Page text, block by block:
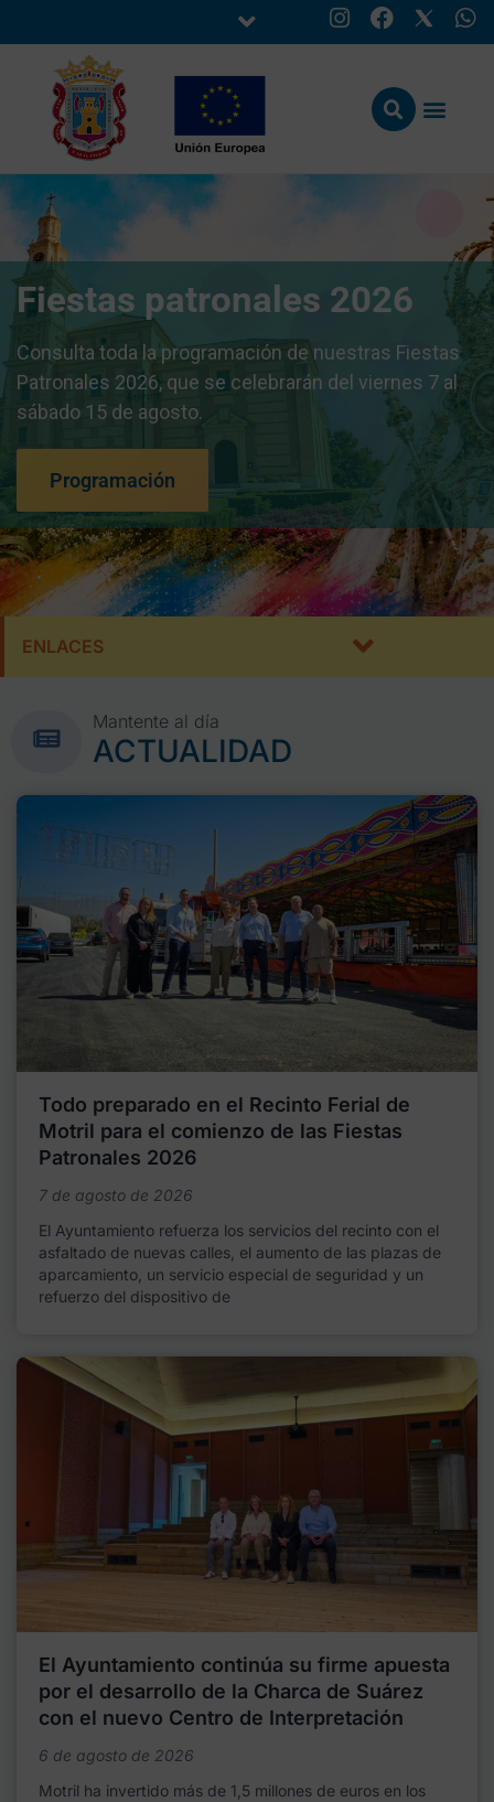
Fiestas patronales 2026
Consulta toda la programación de nuestras Fiestas
Patronales 2026, que se celebrarán del viernes 7 al
sábado 15 de agosto.
Programación
ENLACES
Mantente al día
ACTUALIDAD
Todo preparado en el Recinto Ferial de
Motril para el comienzo de las Fiestas
Patronales 2026
7 de agosto de 2026
El Ayuntamiento refuerza los servicios del recinto con el
asfaltado de nuevas calles, el aumento de las plazas de
aparcamiento, un servicio especial de seguridad y un
refuerzo del dispositivo de
El Ayuntamiento continúa su firme apuesta
por el desarrollo de la Charca de Suárez
con el nuevo Centro de Interpretación
6 de agosto de 2026
Motril ha invertido más de 1,5 millones de euros en los